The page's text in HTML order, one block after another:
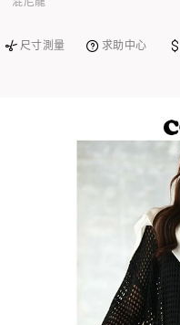
尺寸測量 求助中心